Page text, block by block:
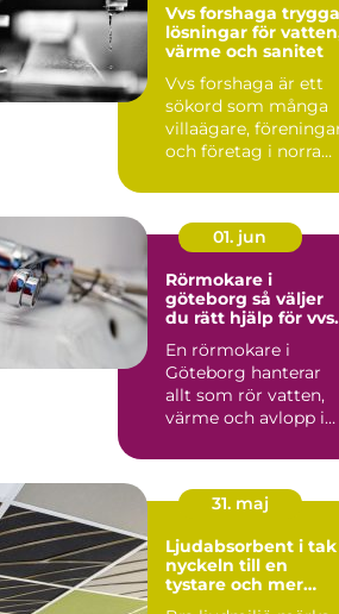
Vvs forshaga trygga
lösningar för
värme och sanitet
Vvs forshaga är ett
sökord som många
villaägare,
och företag i norra
nä...
01. jun
Rörmokare i
göteborg så väljer
du rätt hjälp för vvs
En rörmokare i
Göteborg hanterar
allt som rör vatten,
värme och avlopp i
lägenheter och...
31. maj
Ljudabsorbent i tak
nyckeln till en
tystare och mer